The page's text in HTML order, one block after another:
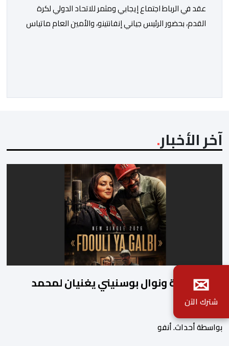
عقد في الرباط اجتماع إيجابي ومثمر للاتحاد الدولي لكرة
القدم، بحضور الرئيس جياني إنفانتينو، والأمين العام ماتياس
المسؤول الوحيد المباشر والمنتخب من قِبل 211 اتحادا […]
آخر الأخبار
طارق بطمة ونوال بوسنيني يغنيان لمحمد
بطمة
بواسطة أحداث. أنفو
✉
شترك الآن